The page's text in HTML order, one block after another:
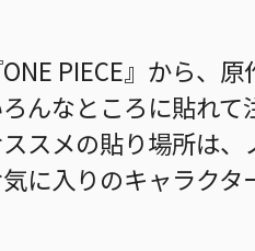
ONE PIECE』から、
んなところに貼れ
スメの貼り場所は
に入りのキャラク